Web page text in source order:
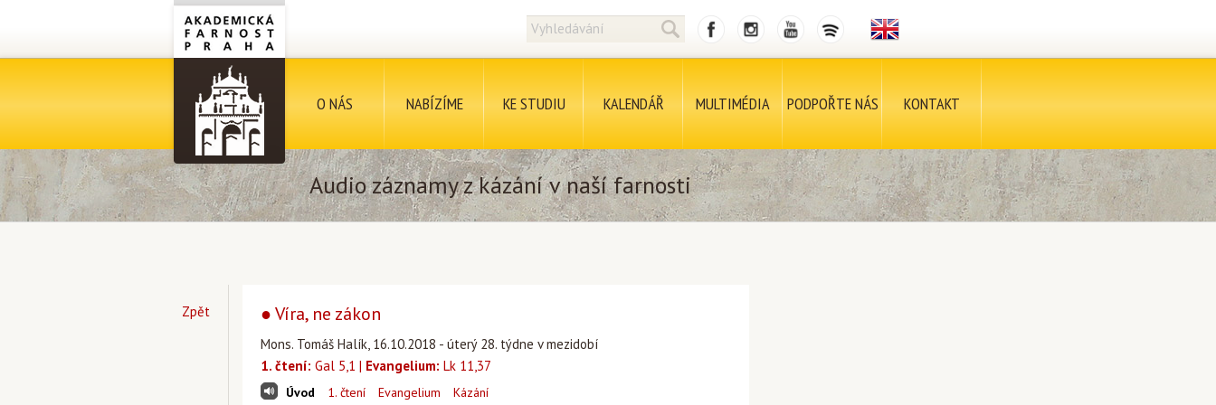
O NÁS NABÍZÍME KE STUDIU KALENDÁŘ MULTIMÉDIA PODPOŘTE NÁS KONTAKT
Audio záznamy z kázání v naší farnosti
Zpět ● Víra, ne zákon
Mons. Tomáš Halík, 16.10.2018 - úterý 28. týdne v mezidobí
1. čtení: Gal 5,1 | Evangelium: Lk 11,37
Úvod 1. čtení Evangelium Kázání